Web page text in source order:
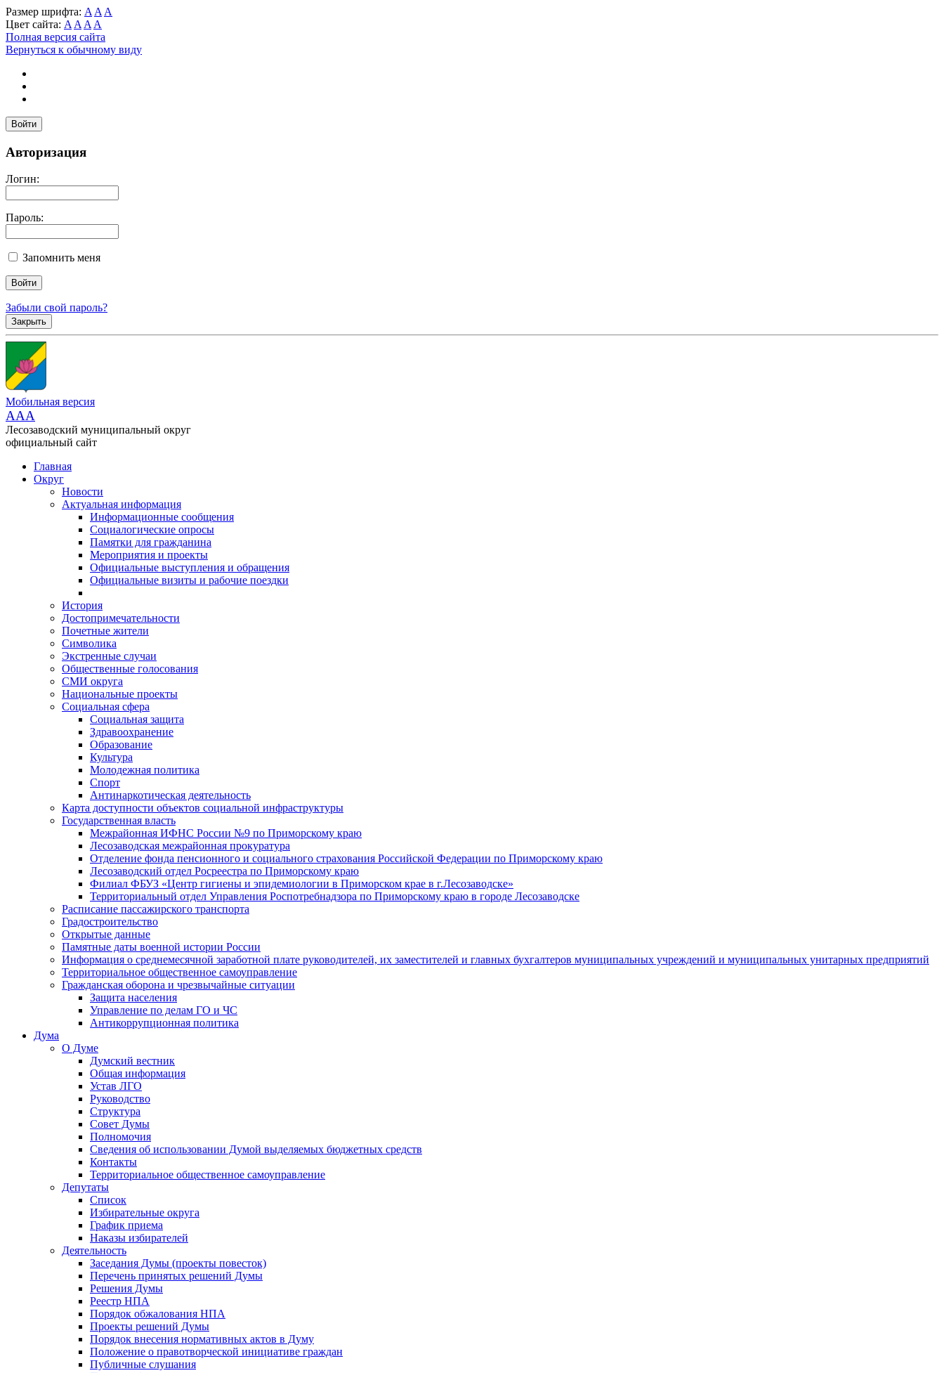
Размер шрифта: A A A
Цвет сайта: A A A A
Полная версия сайта
Вернуться к обычному виду
Войти
Авторизация
Логин:
Пароль:
Запомнить меня
Забыли свой пароль?
Закрыть
Мобильная версия
AAA
Лесозаводский муниципальный округ
официальный сайт
Главная
Округ
Новости
Актуальная информация
Информационные сообщения
Социалогические опросы
Памятки для гражданина
Мероприятия и проекты
Официальные выступления и обращения
Официальные визиты и рабочие поездки
История
Достопримечательности
Почетные жители
Символика
Экстренные случаи
Общественные голосования
СМИ округа
Национальные проекты
Социальная сфера
Социальная защита
Здравоохранение
Образование
Культура
Молодежная политика
Спорт
Антинаркотическая деятельность
Карта доступности объектов социальной инфраструктуры
Государственная власть
Межрайонная ИФНС России №9 по Приморскому краю
Лесозаводская межрайонная прокуратура
Отделение фонда пенсионного и социального страхования Российской Федерации по Приморскому краю
Лесозаводский отдел Росреестра по Приморскому краю
Филиал ФБУЗ «Центр гигиены и эпидемиологии в Приморском крае в г.Лесозаводске»
Территориальный отдел Управления Роспотребнадзора по Приморскому краю в городе Лесозаводске
Расписание пассажирского транспорта
Градостроительство
Открытые данные
Памятные даты военной истории России
Информация о среднемесячной заработной плате руководителей, их заместителей и главных бухгалтеров муниципальных учреждений и муниципальных унитарных предприятий
Территориальное общественное самоуправление
Гражданская оборона и чрезвычайные ситуации
Защита населения
Управление по делам ГО и ЧС
Антикоррупционная политика
Дума
О Думе
Думский вестник
Общая информация
Устав ЛГО
Руководство
Структура
Совет Думы
Полномочия
Сведения об использовании Думой выделяемых бюджетных средств
Контакты
Территориальное общественное самоуправление
Депутаты
Список
Избирательные округа
График приема
Наказы избирателей
Деятельность
Заседания Думы (проекты повесток)
Перечень принятых решений Думы
Решения Думы
Реестр НПА
Порядок обжалования НПА
Проекты решений Думы
Порядок внесения нормативных актов в Думу
Положение о правотворческой инициативе граждан
Публичные слушания